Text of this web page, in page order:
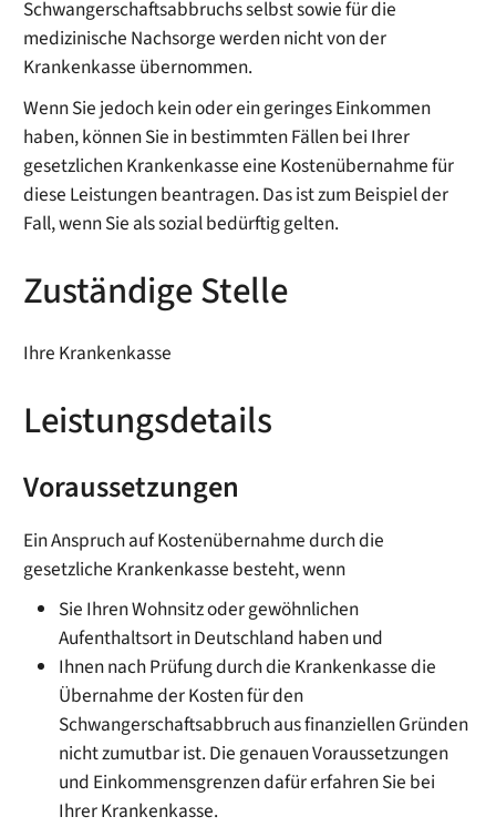
Schwangerschaftsabbruchs selbst sowie für die
medizinische Nachsorge werden nicht von der
Krankenkasse übernommen.
Wenn Sie jedoch kein oder ein geringes Einkommen
haben, können Sie in bestimmten Fällen bei Ihrer
gesetzlichen Krankenkasse eine Kostenübernahme für
diese Leistungen beantragen. Das ist zum Beispiel der
Fall, wenn Sie als sozial bedürftig gelten.
Zuständige Stelle
Ihre Krankenkasse
Leistungsdetails
Voraussetzungen
Ein Anspruch auf Kostenübernahme durch die
gesetzliche Krankenkasse besteht, wenn
Sie Ihren Wohnsitz oder gewöhnlichen
Aufenthaltsort in Deutschland haben und
Ihnen nach Prüfung durch die Krankenkasse die
Übernahme der Kosten für den
Schwangerschaftsabbruch aus finanziellen Gründen
nicht zumutbar ist. Die genauen Voraussetzungen
und Einkommensgrenzen dafür erfahren Sie bei
Ihrer Krankenkasse.